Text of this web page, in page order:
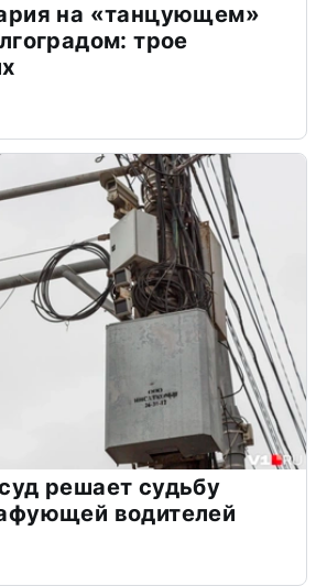
на «танцующем»
трое
решает судьбу
водителей